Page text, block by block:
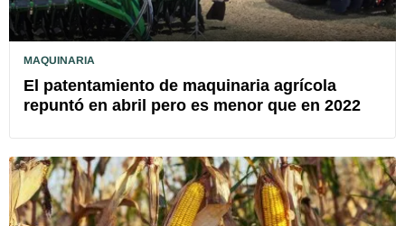
MAQUINARIA
El patentamiento de maquinaria agrícola
repuntó en abril pero es menor que en 2022